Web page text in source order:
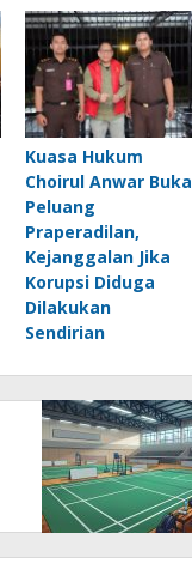
Kuasa Hukum
Choirul Anwar Buka
Peluang
Praperadilan,
Kejanggalan Jika
Korupsi Diduga
Dilakukan
Sendirian